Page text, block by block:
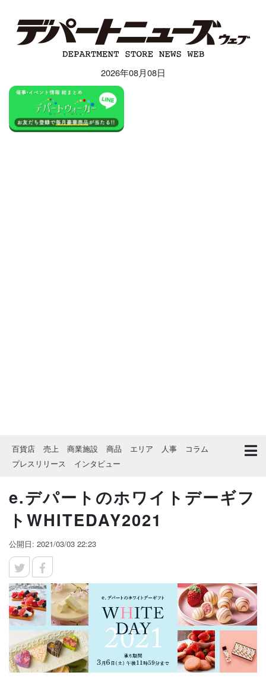
2026年08月08日
百貨店 売上 商業施設 商品 エリア 人事
コラム
プレスリリース
インタビュー
e.デパートのホワイトデーギフ
トWHITEDAY2021
公開日: 2021/03/03 22:23